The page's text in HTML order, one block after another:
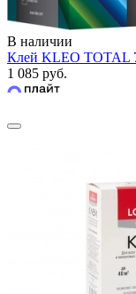
В наличии
Клей KLEO TOTAL
1 085 руб.